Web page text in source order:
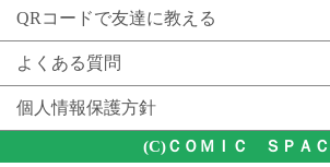
QRコードで友達に教える
よくある質問
個人情報保護方針
(C)ＣＯＭＩＣ ＳＰＡＣ